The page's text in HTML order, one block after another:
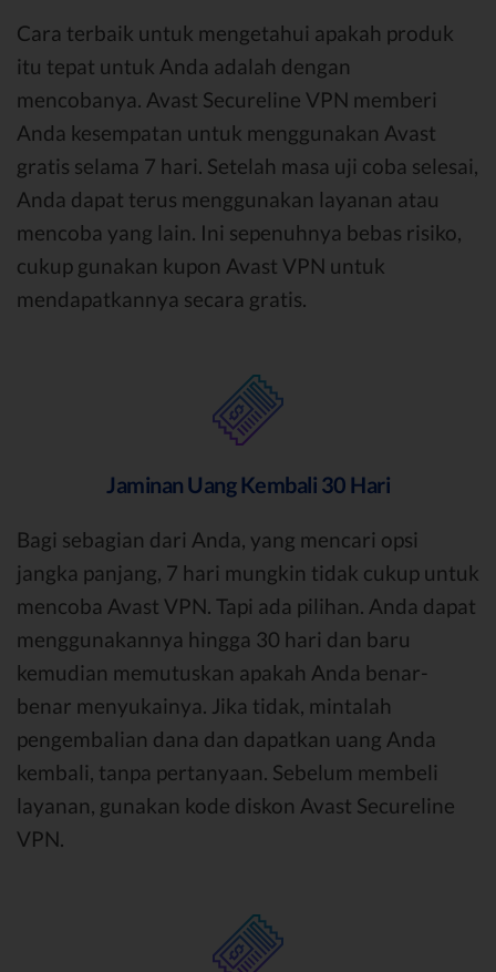
Cara terbaik untuk mengetahui apakah produk
itu tepat untuk Anda adalah dengan
mencobanya. Avast Secureline VPN memberi
Anda kesempatan untuk menggunakan Avast
gratis selama 7 hari. Setelah masa uji coba selesai,
Anda dapat terus menggunakan layanan atau
mencoba yang lain. Ini sepenuhnya bebas risiko,
cukup gunakan kupon Avast VPN untuk
mendapatkannya secara gratis.
Jaminan Uang Kembali 30 Hari
Bagi sebagian dari Anda, yang mencari opsi
jangka panjang, 7 hari mungkin tidak cukup untuk
mencoba Avast VPN. Tapi ada pilihan. Anda dapat
menggunakannya hingga 30 hari dan baru
kemudian memutuskan apakah Anda benar-
benar menyukainya. Jika tidak, mintalah
pengembalian dana dan dapatkan uang Anda
kembali, tanpa pertanyaan. Sebelum membeli
layanan, gunakan kode diskon Avast Secureline
VPN.